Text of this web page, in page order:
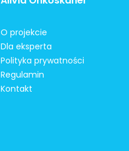
O projekcie
Dla eksperta
Polityka prywatności
Regulamin
Kontakt